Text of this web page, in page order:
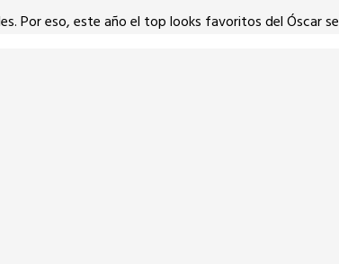
Por eso, este año el top looks favoritos del Óscar